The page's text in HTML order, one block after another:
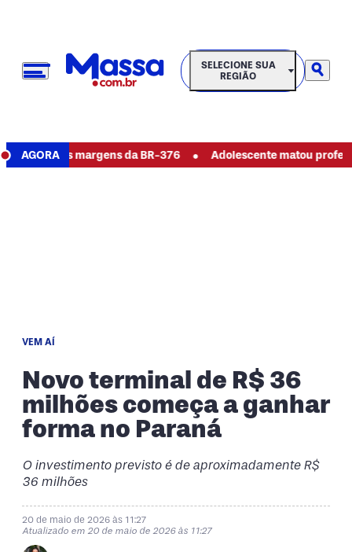
SELECIONE SUA REGIÃO
SELECIONE SUA
REGIÃO
AGORA
às margens da BR-376 • Adolescente matou professores
VEM AÍ
Novo terminal de R$ 36
milhões começa a ganhar
forma no Paraná
O investimento previsto é de aproximadamente R$
36 milhões
20 de maio de 2026 às 11:27
Atualizado em 20 de maio de 2026 às 11:27